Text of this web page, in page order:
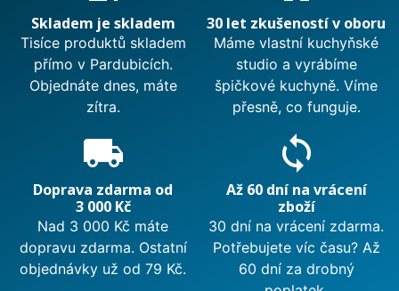
Skladem je skladem
Tisíce produktů skladem
přímo v Pardubicích.
Objednáte dnes, máte
zítra.
30 let zkušeností v oboru
Máme vlastní kuchyňské
studio a vyrábíme
špičkové kuchyně. Víme
přesně, co funguje.
local_shipping
Doprava zdarma od
3 000 Kč
Nad 3 000 Kč máte
dopravu zdarma. Ostatní
objednávky už od 79 Kč.
sync
Až 60 dní na vrácení
zboží
30 dní na vrácení zdarma.
Potřebujete víc času? Až
60 dní za drobný